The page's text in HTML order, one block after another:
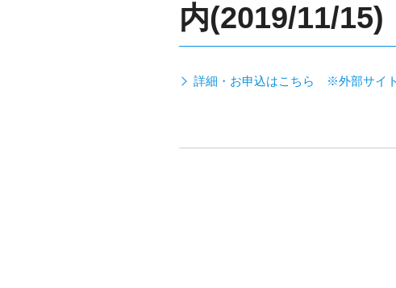
内(2019/11/15)
詳細・お申込はこちら ※外部サイト